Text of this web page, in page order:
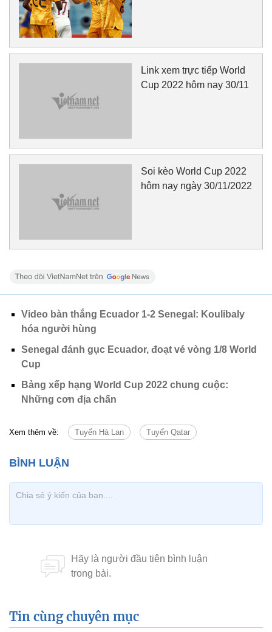
Link xem trực tiếp World
Cup 2022 hôm nay 30/11
Soi kèo World Cup 2022
hôm nay ngày 30/11/2022
Video bàn thắng Ecuador 1-2 Senegal: Koulibaly
hóa người hùng
Senegal đánh gục Ecuador, đoạt vé vòng 1/8 World
Cup
Bảng xếp hạng World Cup 2022 chung cuộc:
Những cơn địa chấn
Xem thêm về: Tuyển Hà Lan Tuyển Qatar
Tin cùng chuyên mục